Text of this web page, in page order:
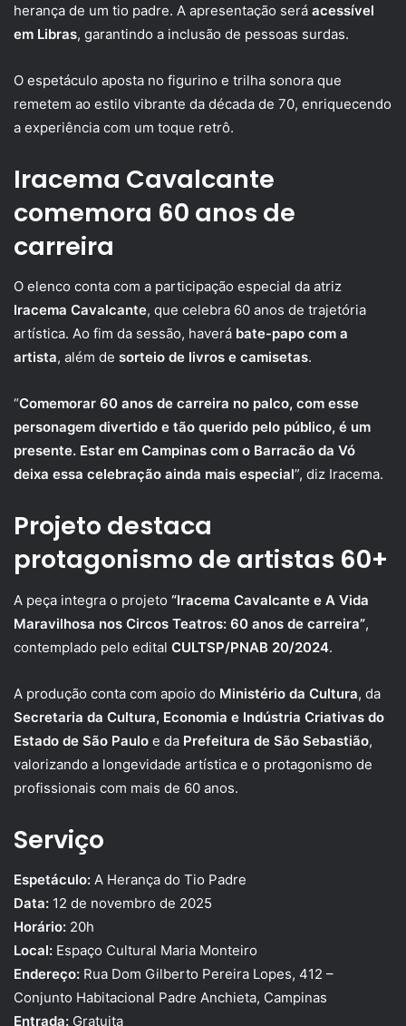
herança de um tio padre. A apresentação será acessível
em Libras, garantindo a inclusão de pessoas surdas.
O espetáculo aposta no figurino e trilha sonora que
remetem ao estilo vibrante da década de 70, enriquecendo
a experiência com um toque retrô.
Iracema Cavalcante
comemora 60 anos de
carreira
O elenco conta com a participação especial da atriz
Iracema Cavalcante, que celebra 60 anos de trajetória
artística. Ao fim da sessão, haverá bate-papo com a
artista, além de sorteio de livros e camisetas.
“Comemorar 60 anos de carreira no palco, com esse
personagem divertido e tão querido pelo público, é um
presente. Estar em Campinas com o Barracão da Vó
deixa essa celebração ainda mais especial”, diz Iracema.
Projeto destaca
protagonismo de artistas 60+
A peça integra o projeto “Iracema Cavalcante e A Vida
Maravilhosa nos Circos Teatros: 60 anos de carreira”,
contemplado pelo edital CULTSP/PNAB 20/2024.
A produção conta com apoio do Ministério da Cultura, da
Secretaria da Cultura, Economia e Indústria Criativas do
Estado de São Paulo e da Prefeitura de São Sebastião,
valorizando a longevidade artística e o protagonismo de
profissionais com mais de 60 anos.
Serviço
Espetáculo: A Herança do Tio Padre
Data: 12 de novembro de 2025
Horário: 20h
Local: Espaço Cultural Maria Monteiro
Endereço: Rua Dom Gilberto Pereira Lopes, 412 –
Conjunto Habitacional Padre Anchieta, Campinas
Entrada: Gratuita